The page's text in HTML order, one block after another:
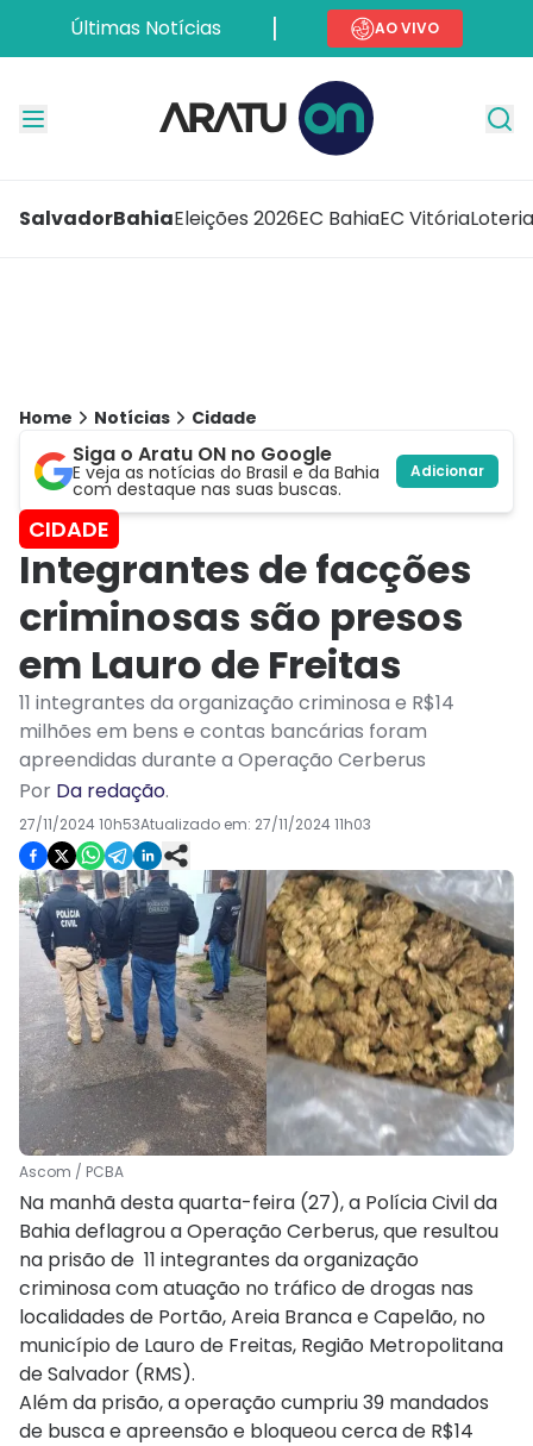
Últimas Notícias AO VIVO
SalvadorBahiaEleições 2026EC BahiaEC Vitória
Home Notícias Cidade
Siga o Aratu ON no Google
E veja as notícias do Brasil e da Bahia
com destaque nas suas buscas.
Adicionar
CIDADE
Integrantes de facções
criminosas são presos
em Lauro de Freitas
11 integrantes da organização criminosa e R$14
milhões em bens e contas bancárias foram
apreendidas durante a Operação Cerberus
Por Da redação.
27/11/2024 10h53Atualizado em: 27/11/2024 11h03
Ascom / PCBA
Na manhã desta quarta-feira (27), a Polícia Civil da
Bahia deflagrou a Operação Cerberus, que resultou
na prisão de 11 integrantes da organização
criminosa com atuação no tráfico de drogas nas
localidades de Portão, Areia Branca e Capelão, no
município de Lauro de Freitas, Região Metropolitana
de Salvador (RMS).
Além da prisão, a operação cumpriu 39 mandados
de busca e apreensão e bloqueou cerca de R$14